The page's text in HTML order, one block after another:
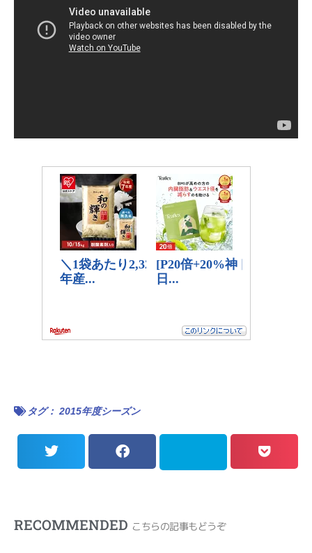
タグ： 2015年度シーズン
RECOMMENDED こちらの記事もどうぞ